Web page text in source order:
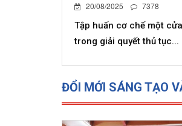
20/08/2025 7378
Tập huấn cơ chế một
trong giải quyết thủ tục...
ĐỔI MỚI SÁNG TẠO